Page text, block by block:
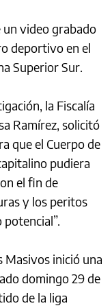
video grabado
deportivo en el
Superior Sur.
la Fiscalía
Ramírez, solicitó
que el Cuerpo de
pudiera
el fin de
y los peritos
Masivos inició una
domingo 29 de
de la liga